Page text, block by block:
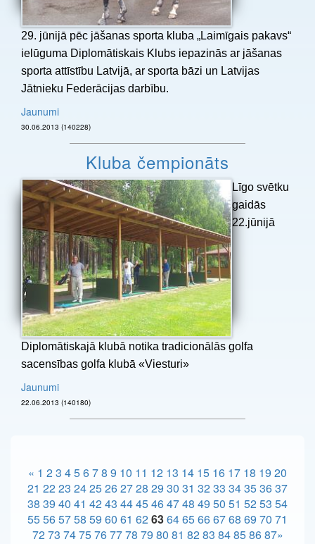
29. jūnijā pēc jāšanas sporta kluba „Laimīgais pakavs“
ielūguma Diplomātiskais Klubs iepazinās ar jāšanas
sporta attīstību Latvijā, ar sporta bāzi un Latvijas
Jātnieku Federācijas darbību.
Jaunumi
30.06.2013 (140228)
Kluba čempionāts
Līgo svētku
gaidās
22.jūnijā
Diplomātiskajā klubā notika tradicionālās golfa
sacensības golfa klubā «Viesturi»
Jaunumi
22.06.2013 (140180)
« 1 23 45678 9 10 11 12 13 14 15 16 17 18 19 20
21 2223 2425262728 29 30 31 3233 34353637
38 39 40 41 4243 4445464748 49 50 51 5253 54
55565758 59 60 61 62636465666768 69 70 71
7273 7475767778 79 80 81 8283 84858687»